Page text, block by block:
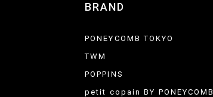
BRAND
PONEYCOMB TOKYO
TWM
POPPINS
petit copain BY PONEYCOMB